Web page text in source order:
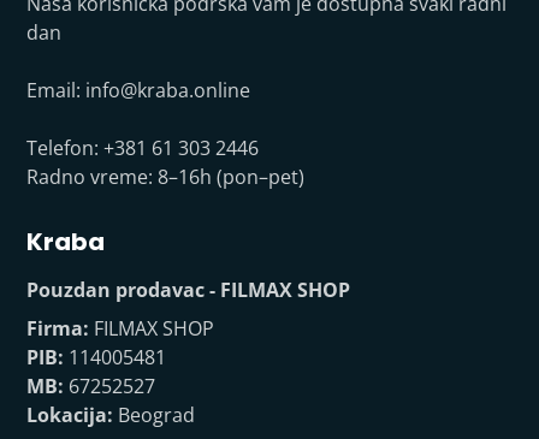
dan
Email: info@kraba.online
Telefon: +381 61 303 2446
Radno vreme: 8–16h (pon–pet)
Kraba
Pouzdan prodavac - FILMAX SHOP
Firma: FILMAX SHOP
PIB: 114005481
MB: 67252527
Lokacija: Beograd